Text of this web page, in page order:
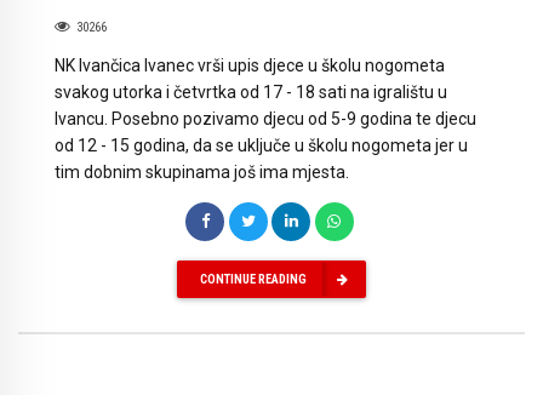
30266
NK Ivančica Ivanec vrši upis djece u školu nogometa
svakog utorka i četvrtka od 17 - 18 sati na igralištu u
Ivancu. Posebno pozivamo djecu od 5-9 godina te djecu
od 12 - 15 godina, da se uključe u školu nogometa jer u
tim dobnim skupinama još ima mjesta.
CONTINUE READING